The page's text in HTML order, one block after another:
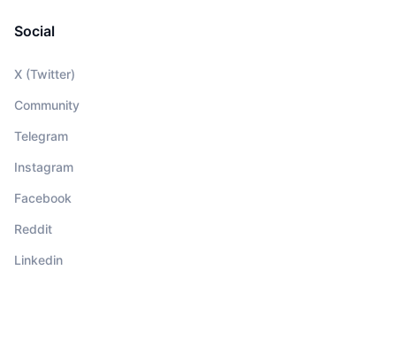
Social
X (Twitter)
Community
Telegram
Instagram
Facebook
Reddit
Linkedin